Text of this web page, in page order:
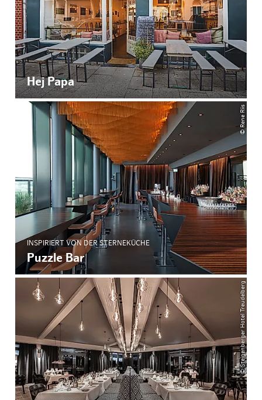
Hej Papa
© Rene Riis
INSPIRIERT VON DER STERNEKÜCHE
Puzzle Bar
© Steigenberger Hotel Treudelberg